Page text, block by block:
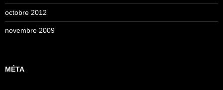
octobre 2012
novembre 2009
MÉTA